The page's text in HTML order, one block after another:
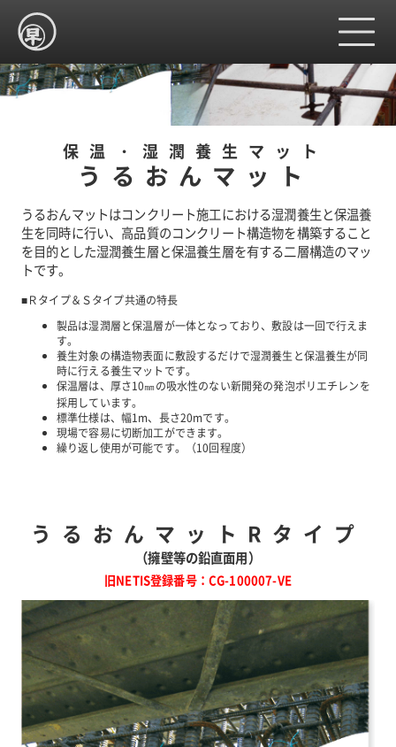
ホーム
製品紹介
採用情報
サイトマップ
お問い合わせ
保温・湿潤養生マット
うるおんマット
うるおんマットはコンクリート施工における湿潤養生と保温養
生を同時に行い、高品質のコンクリート構造物を構築すること
を目的とした湿潤養生層と保温養生層を有する二層構造のマッ
トです。
■Ｒタイプ＆Ｓタイプ共通の特長
製品は湿潤層と保温層が一体となっており、敷設は一回で行えま
す。
養生対象の構造物表面に敷設するだけで湿潤養生と保温養生が同
時に行える養生マットです。
保温層は、厚さ10㎜の吸水性のない新開発の発泡ポリエチレンを
採用しています。
標準仕様は、幅1m、長さ20mです。
現場で容易に切断加工ができます。
繰り返し使用が可能です。（10回程度）
うるおんマットRタイプ
（擁壁等の鉛直面用）
旧NETIS登録番号：CG-100007-VE